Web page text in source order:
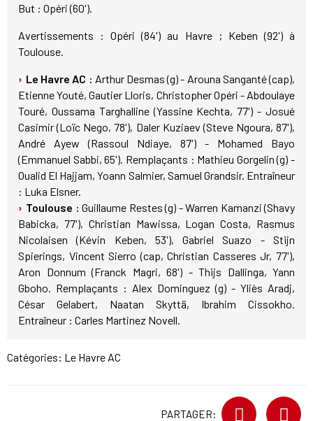
But : Opéri (60').
Avertissements : Opéri (84') au Havre ; Keben (92') à
Toulouse.
Le Havre AC : Arthur Desmas (g) - Arouna Sanganté (cap),
Etienne Youté, Gautier Lloris, Christopher Opéri - Abdoulaye
Touré, Oussama Targhalline (Yassine Kechta, 77') - Josué
Casimir (Loïc Nego, 78'), Daler Kuziaev (Steve Ngoura, 87'),
André Ayew (Rassoul Ndiaye, 87') - Mohamed Bayo
(Emmanuel Sabbi, 65'). Remplaçants : Mathieu Gorgelin (g) -
Oualid El Hajjam, Yoann Salmier, Samuel Grandsir. Entraîneur
: Luka Elsner.
Toulouse : Guillaume Restes (g) - Warren Kamanzi (Shavy
Babicka, 77'), Christian Mawissa, Logan Costa, Rasmus
Nicolaisen (Kévin Keben, 53'), Gabriel Suazo - Stijn
Spierings, Vincent Sierro (cap, Christian Casseres Jr, 77'),
Aron Donnum (Franck Magri, 68') - Thijs Dallinga, Yann
Gboho. Remplaçants : Alex Dominguez (g) - Yliès Aradj,
César Gelabert, Naatan Skyttä, Ibrahim Cissokho.
Entraîneur : Carles Martinez Novell.
Catégories: Le Havre AC
PARTAGER: